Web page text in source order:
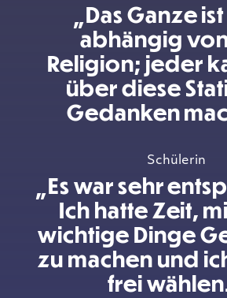
„Das Ganze
abhängig
Religion; jeder
über diese
Gedanken
Schülerin
„Es war sehr
Ich hatte Zeit,
wichtige Dinge
zu machen und
frei